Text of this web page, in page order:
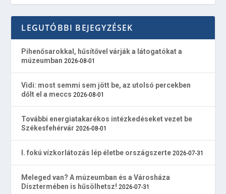
LEGUTÓBBI BEJEGYZÉSEK
Pihenősarokkal, hűsítővel várják a látogatókat a
múzeumban 2026-08-01
Vidi: most semmi sem jött be, az utolsó percekben
dőlt el a meccs 2026-08-01
További energiatakarékos intézkedéseket vezet be
Székesfehérvár 2026-08-01
I. fokú vízkorlátozás lép életbe országszerte 2026-07-31
Meleged van? A múzeumban és a Városháza
Dísztermében is hűsölhetsz! 2026-07-31